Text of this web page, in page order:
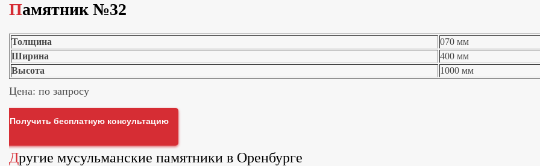
Памятник №32
Толщина
070 мм
Ширина
400 мм
Высота
1000 мм
Цена: по запросу
Получить бесплатную консультацию
Другие мусульманские памятники в Оренбурге